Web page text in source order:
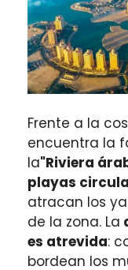
Frente a la
encuentra la
la"Riviera
playas
atracan los
de la zona. La
es atrevida:
bordean los